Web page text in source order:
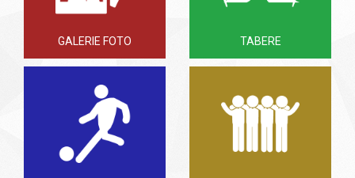
GALERIE FOTO TABERE